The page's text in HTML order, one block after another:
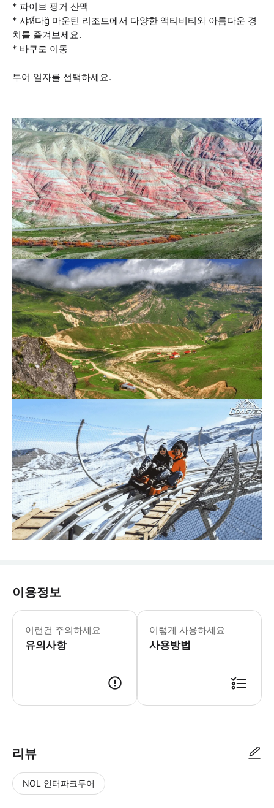
* 파이브 핑거 산맥
* 샤ห์다ğ 마운틴 리조트에서 다양한 액티비티와 아름다운 경
치를 즐겨보세요.
* 바쿠로 이동
투어 일자를 선택하세요.
이용정보
이런건 주의하세요
유의사항
이렇게 사용하세요
사용방법
리뷰
NOL 인터파크투어